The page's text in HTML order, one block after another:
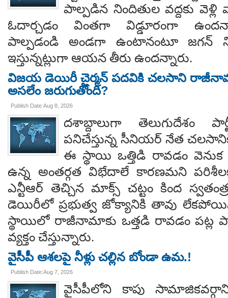
పాల్పడిన నిందితుల వద్దకు
ఓదార్చడం వింతగా విడ్డూరంగా
పాల్పడండి అండగా ఉంటానంటూ జగన్
ఇస్తున్నట్లుగా ఆయన తీరు ఉందన్నారు.
విజయ డెయిరీ చైర్మన్ పదవికి చలసాని
అసలేం జరుగుతోంది?
Publish Date:Aug 8, 2026
దశాబ్దాలుగా తెలుగుదేశం
పనిచేస్తున్న సీనియర్ నేత
ఈ స్థాయి ఒత్తిడి రావడం వెనుక
ఉన్న అంతర్గత విభేదాలే కారణమని
ఎన్టీఆర్ తెచ్చిన మాక్స్ చట్టం కింద
డెయిరీలో ప్రభుత్వ జోక్యానికి తావు
స్థాయిలో రాజీనామాకు ఒత్తడి రావడం పట్ల
వ్యక్తం చేస్తున్నారు.
వైసీపీ ఆశలపై నీళ్లు చల్లిన బోండా ఉమ.!
Publish Date:Aug 7, 2026
వైసీపీలోని కాపు